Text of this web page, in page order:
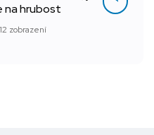
na hrubost
zobrazení